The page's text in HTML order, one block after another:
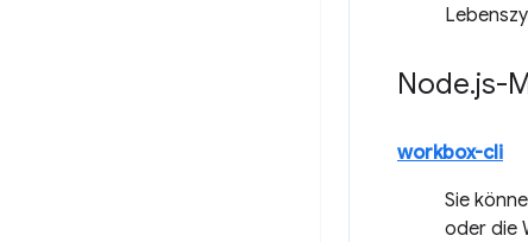
Node.js-
workbox-cli
Sie
oder die